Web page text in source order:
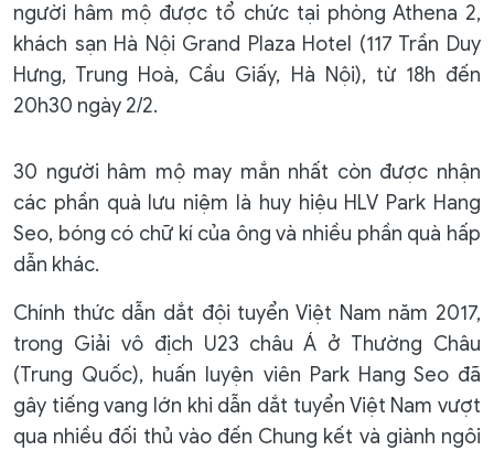
người hâm mộ được tổ chức tại phòng Athena 2,
khách sạn Hà Nội Grand Plaza Hotel (117 Trần Duy
Hưng, Trung Hoà, Cầu Giấy, Hà Nội), từ 18h đến
20h30 ngày 2/2.
30 người hâm mộ may mắn nhất còn được nhận
các phần quà lưu niệm là huy hiệu HLV Park Hang
Seo, bóng có chữ kí của ông và nhiều phần quà hấp
dẫn khác.
Chính thức dẫn dắt đội tuyển Việt Nam năm 2017,
trong Giải vô địch U23 châu Á ở Thường Châu
(Trung Quốc), huấn luyện viên Park Hang Seo đã
gây tiếng vang lớn khi dẫn dắt tuyển Việt Nam vượt
qua nhiều đối thủ vào đến Chung kết và giành ngôi